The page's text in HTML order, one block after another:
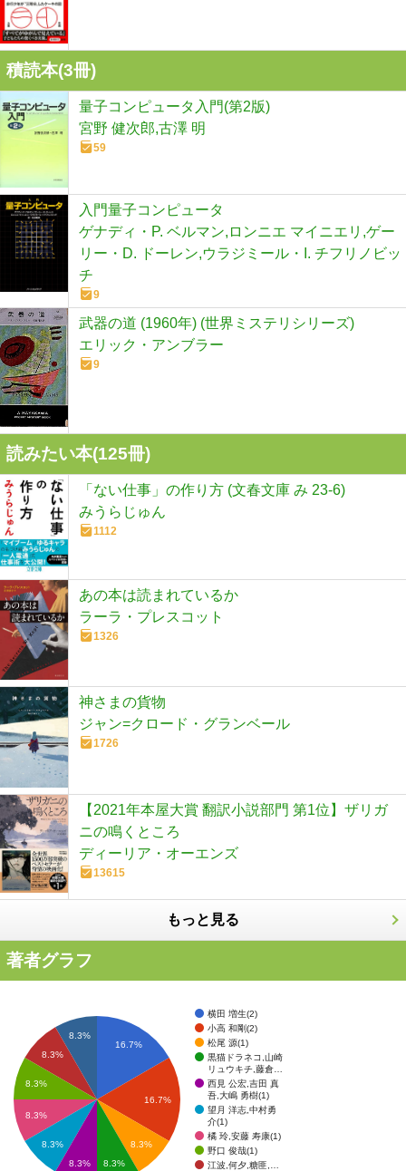
積読本(3冊)
量子コンピュータ入門(第2版)
宮野 健次郎,古澤 明
59
入門量子コンピュータ
ゲナディ・P. ベルマン,ロンニエ マイニエリ,ゲー
リー・D. ドーレン,ウラジミール・I. チフリノビッ
チ
9
武器の道 (1960年) (世界ミステリシリーズ)
エリック・アンブラー
9
読みたい本(125冊)
「ない仕事」の作り方 (文春文庫 み 23-6)
みうらじゅん
1112
あの本は読まれているか
ラーラ・プレスコット
1326
神さまの貨物
ジャン=クロード・グランベール
1726
【2021年本屋大賞 翻訳小説部門 第1位】ザリガ
ニの鳴くところ
ディーリア・オーエンズ
13615
もっと見る
著者グラフ
横田 増生(2)
小高 和剛(2)
松尾 源(1)
黒猫ドラネコ,山崎
リュウキチ,藤倉…
西見 公宏,吉田 真
吾,大嶋 勇樹(1)
望月 洋志,中村勇
介(1)
橘 玲,安藤 寿康(1)
野口 俊哉(1)
江波,何夕,糖匪,…
16.7%
16.7%
8.3%
8.3%
8.3%
8.3%
8.3%
8.3%
8.3%
8.3%